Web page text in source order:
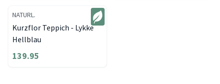
NATURL.
Kurzflor Teppich - Lykke
Hellblau
139.95